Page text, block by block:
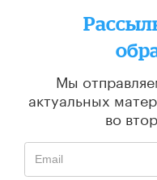
Мы
актуальных
во